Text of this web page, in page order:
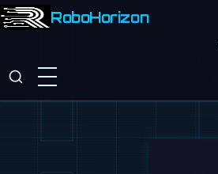
RoboHorizon